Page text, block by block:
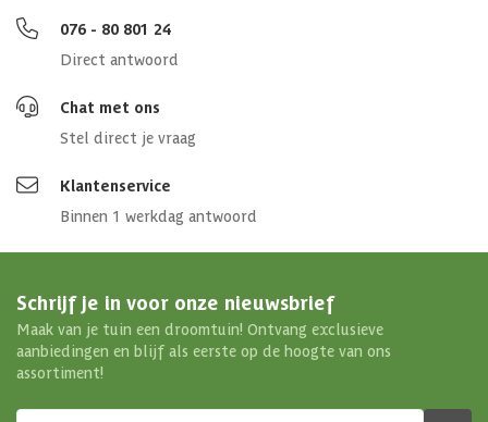
076 - 80 801 24
Direct antwoord
Chat met ons
Stel direct je vraag
Klantenservice
Binnen 1 werkdag antwoord
Schrijf je in voor onze nieuwsbrief
Maak van je tuin een droomtuin! Ontvang exclusieve
aanbiedingen en blijf als eerste op de hoogte van ons
assortiment!